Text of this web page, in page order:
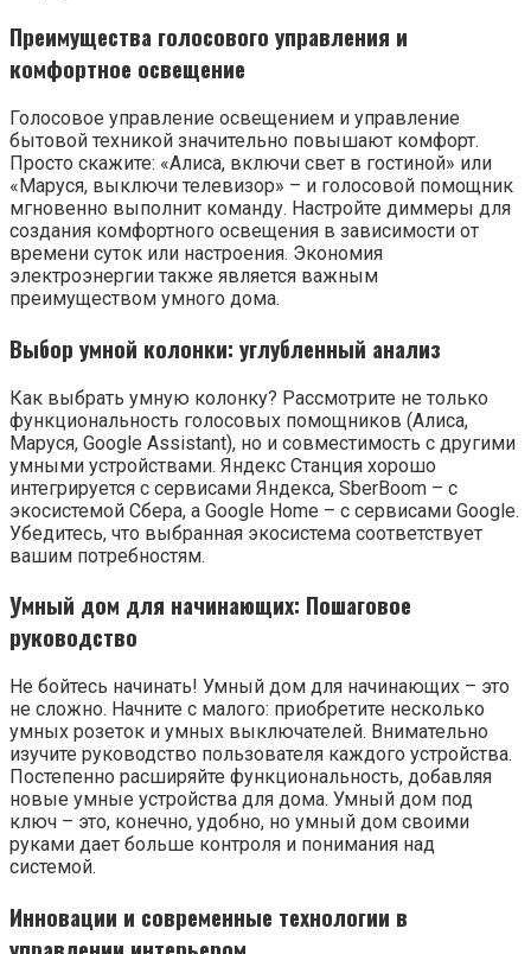
Преимущества голосового управления и
комфортное освещение
Голосовое управление освещением и управление
бытовой техникой значительно повышают комфорт.
Просто скажите: «Алиса, включи свет в гостиной» или
«Маруся, выключи телевизор» – и голосовой помощник
мгновенно выполнит команду. Настройте диммеры для
создания комфортного освещения в зависимости от
времени суток или настроения. Экономия
электроэнергии также является важным
преимуществом умного дома.
Выбор умной колонки: углубленный анализ
Как выбрать умную колонку? Рассмотрите не только
функциональность голосовых помощников (Алиса,
Маруся, Google Assistant), но и совместимость с другими
умными устройствами. Яндекс Станция хорошо
интегрируется с сервисами Яндекса, SberBoom – с
экосистемой Сбера, а Google Home – с сервисами Google.
Убедитесь, что выбранная экосистема соответствует
вашим потребностям.
Умный дом для начинающих: Пошаговое
руководство
Не бойтесь начинать! Умный дом для начинающих – это
не сложно. Начните с малого: приобретите несколько
умных розеток и умных выключателей. Внимательно
изучите руководство пользователя каждого устройства.
Постепенно расширяйте функциональность, добавляя
новые умные устройства для дома. Умный дом под
ключ – это, конечно, удобно, но умный дом своими
руками дает больше контроля и понимания над
системой.
Инновации и современные технологии в